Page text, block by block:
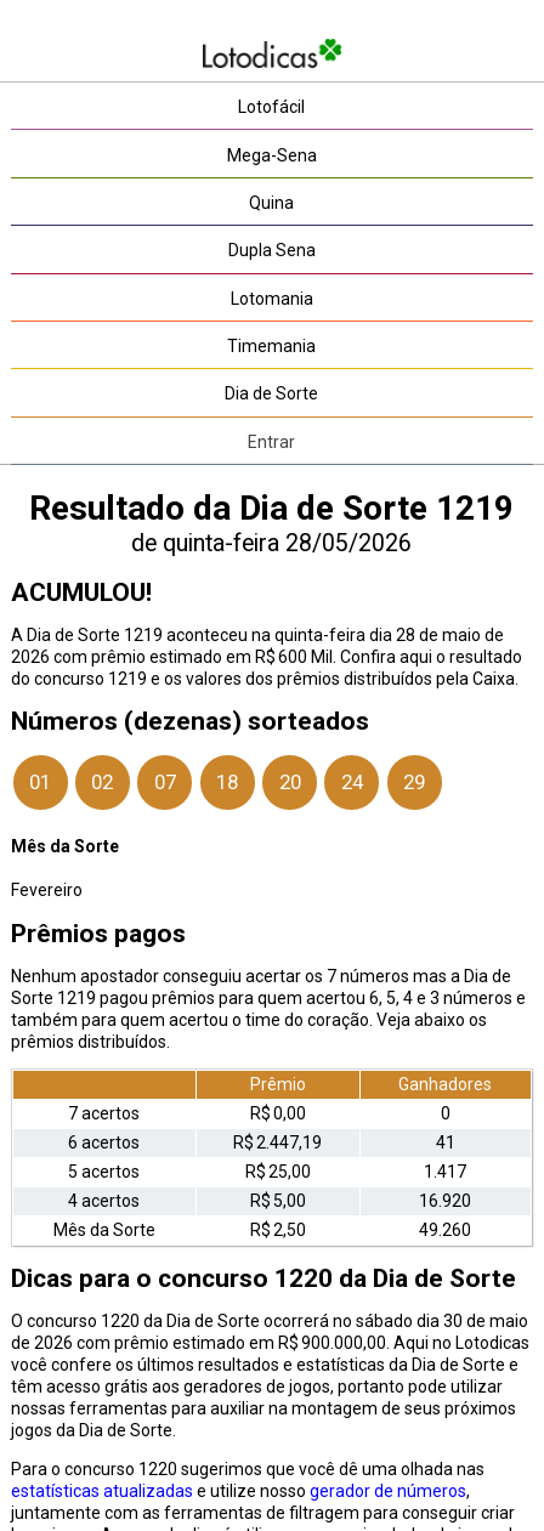
Lotofácil
Mega-Sena
Quina
Dupla Sena
Lotomania
Timemania
Dia de Sorte
Entrar
Resultado da Dia de Sorte 1219
de quinta-feira 28/05/2026
ACUMULOU!
A Dia de Sorte 1219 aconteceu na quinta-feira dia 28 de maio de
2026 com prêmio estimado em R$ 600 Mil. Confira aqui o resultado
do concurso 1219 e os valores dos prêmios distribuídos pela Caixa.
Números (dezenas) sorteados
01 02 07 18 20 24 29
Mês da Sorte
Fevereiro
Prêmios pagos
Nenhum apostador conseguiu acertar os 7 números mas a Dia de
Sorte 1219 pagou prêmios para quem acertou 6, 5, 4 e 3 números e
também para quem acertou o time do coração. Veja abaixo os
prêmios distribuídos.
Prêmio
Ganhadores
7 acertos
R$ 0,00
0
6 acertos
R$ 2.447,19
41
5 acertos
R$ 25,00
1.417
4 acertos
R$ 5,00
16.920
Mês da Sorte
R$ 2,50 49.260
Dicas para o concurso 1220 da Dia de Sorte
O concurso 1220 da Dia de Sorte ocorrerá no sábado dia 30 de maio
de 2026 com prêmio estimado em R$ 900.000,00. Aqui no Lotodicas
você confere os últimos resultados e estatísticas da Dia de Sorte e
têm acesso grátis aos geradores de jogos, portanto pode utilizar
nossas ferramentas para auxiliar na montagem de seus próximos
jogos da Dia de Sorte.
Para o concurso 1220 sugerimos que você dê uma olhada nas
estatísticas atualizadas e utilize nosso gerador de números,
juntamente com as ferramentas de filtragem para conseguir criar